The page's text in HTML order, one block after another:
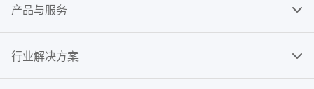
产品与服务
行业解决方案